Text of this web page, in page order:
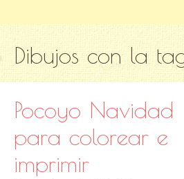
Dibujos con la
Pocoyo Navidad
para colorear e
imprimir